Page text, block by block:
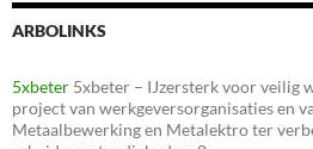
ARBOLINKS
5xbeter 5xbeter – IJzersterk voor veilig
project van werkgeversorganisaties en
Metaalbewerking en Metalektro ter